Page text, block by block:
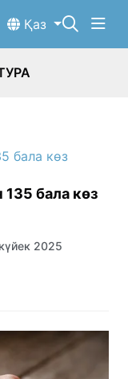
Қаз
бала көз
2025